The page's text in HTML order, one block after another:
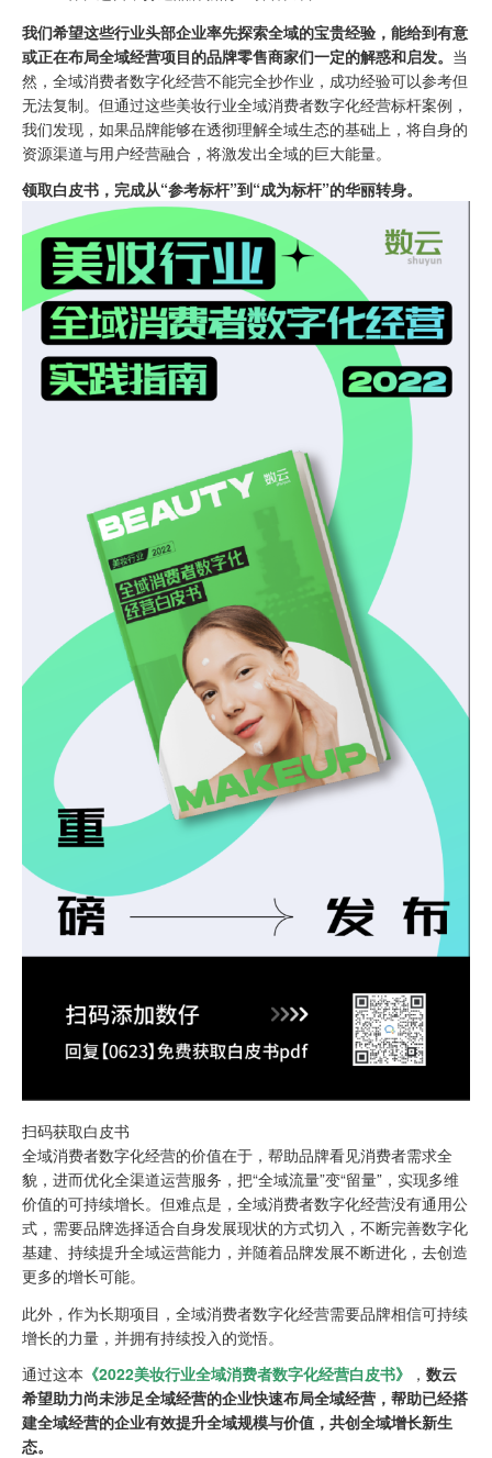
我们希望这些行业头部企业率先探索全域的宝贵经验，能给到有意
或正在布局全域经营项目的品牌零售商家们一定的解惑和启发。 当
然，全域消费者数字化经营不能完全抄作业，成功经验可以参考但
无法复制。但通过这些美妆行业全域消费者数字化经营标杆案例，
我们发现，如果品牌能够在透彻理解全域生态的基础上，将自身的
资源渠道与用户经营融合，将激发出全域的巨大能量。
领取白皮书，完成从“参考标杆”到“成为标杆”的华丽转身。
扫码获取白皮书
全域消费者数字化经营的价值在于，帮助品牌看见消费者需求全
貌，进而优化全渠道运营服务，把“全域流量”变“留量”，实现多维
价值的可持续增长。但难点是，全域消费者数字化经营没有通用公
式，需要品牌选择适合自身发展现状的方式切入，不断完善数字化
基建、持续提升全域运营能力，并随着品牌发展不断进化，去创造
更多的增长可能。
此外，作为长期项目，全域消费者数字化经营需要品牌相信可持续
增长的力量，并拥有持续投入的觉悟。
通过这本 《2022美妆行业全域消费者数字化经营白皮书》 ， 数云
希望助力尚未涉足全域经营的企业快速布局全域经营，帮助已经搭
建全域经营的企业有效提升全域规模与价值，共创全域增长新生
态。